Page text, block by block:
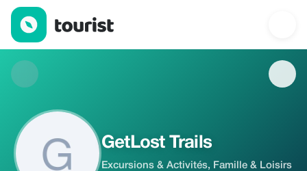
GetLost Trails — Excursions & Activités | Up to 20% off |
GetLost Trails
Excursions & Activités, Famille & Loisirs